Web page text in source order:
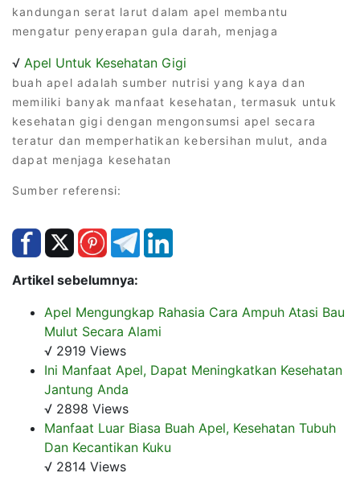
kandungan serat larut dalam apel membantu
mengatur penyerapan gula darah, menjaga
√ Apel Untuk Kesehatan Gigi
buah apel adalah sumber nutrisi yang kaya dan
memiliki banyak manfaat kesehatan, termasuk untuk
kesehatan gigi dengan mengonsumsi apel secara
teratur dan memperhatikan kebersihan mulut, anda
dapat menjaga kesehatan
Sumber referensi:
Artikel sebelumnya:
Apel Mengungkap Rahasia Cara Ampuh Atasi Bau
Mulut Secara Alami
√ 2919 Views
Ini Manfaat Apel, Dapat Meningkatkan Kesehatan
Jantung Anda
√ 2898 Views
Manfaat Luar Biasa Buah Apel, Kesehatan Tubuh
Dan Kecantikan Kuku
√ 2814 Views